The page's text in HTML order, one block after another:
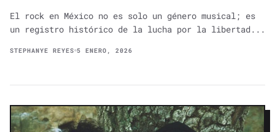
El rock en México no es solo un género musical; es
un registro histórico de la lucha por la libertad...
STEPHANYE REYES 5 ENERO, 2026